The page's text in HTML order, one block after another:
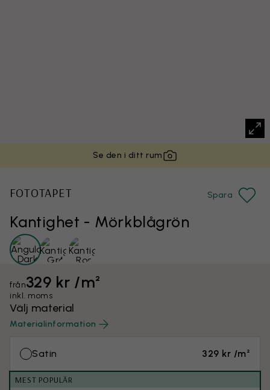
Se den i ditt rum
Kantighet - Mörkblågrön
FOTOTAPET Spara
från329 kr /m²
inkl. moms
Välj material
Materialinformation
Satin 329 kr /m²
MEST POPULÄR